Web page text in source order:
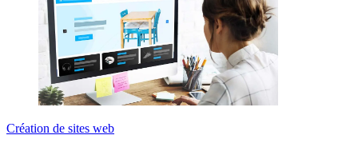
Création de sites web